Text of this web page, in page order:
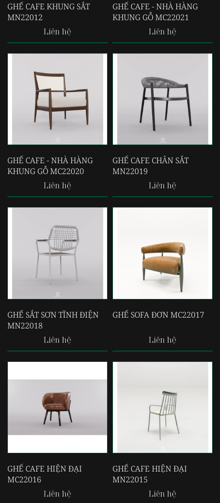
GHẾ CAFE KHUNG SẮT
MN22012
Liên hệ
GHẾ CAFE - NHÀ HÀNG
KHUNG GỖ MC22021
Liên hệ
GHẾ CAFE - NHÀ HÀNG
KHUNG GỖ MC22020
Liên hệ
GHẾ CAFE CHÂN SẮT
MN22019
Liên hệ
GHẾ SẮT SƠN TĨNH ĐIỆN
MN22018
Liên hệ
GHẾ SOFA ĐƠN MC22017
Liên hệ
GHẾ CAFE HIỆN ĐẠI
MC22016
Liên hệ
GHẾ CAFE HIỆN ĐẠI
MN22015
Liên hệ